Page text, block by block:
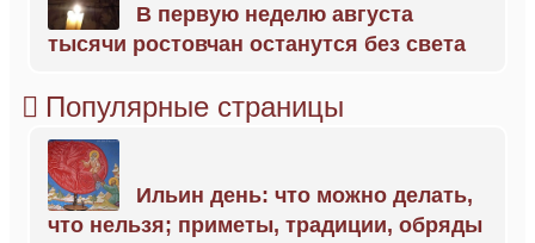
В первую неделю августа
тысячи ростовчан останутся без света
Популярные страницы
Ильин день: что можно делать,
что нельзя; приметы, традиции, обряды